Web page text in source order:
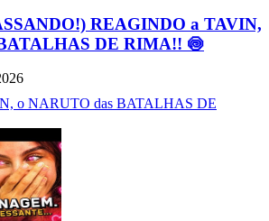
REAGINDO a TAVIN,
DE RIMA!! 🍥
o NARUTO das BATALHAS DE